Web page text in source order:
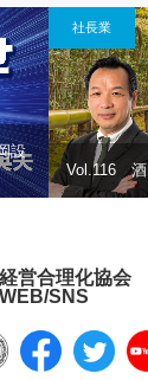
設
社長業
Vol.116 酒
営合理化協会
SNS